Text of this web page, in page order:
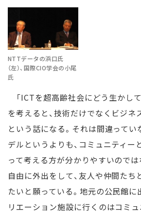
NTTデータの浜口氏
（左）、国際CIO学会の小尾
氏
「ICTを超高齢社会にどう生かし
を考えると、技術だけでなくビジネ
という話になる。それは間違ってい
デルというよりも、コミュニティー
って考える方が分かりやすいので
自由に外出をして、友人や仲間たち
たいと願っている。地元の公民館に
リエーション施設に行くのはコミ